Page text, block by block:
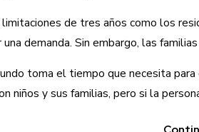
de tres años como los
demanda. Sin embargo, las
toma el tiempo que necesita
niños y sus familias, pero si la